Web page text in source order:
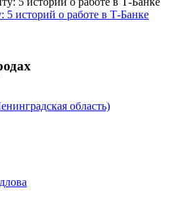
историй о работе в Т-Банке
область)